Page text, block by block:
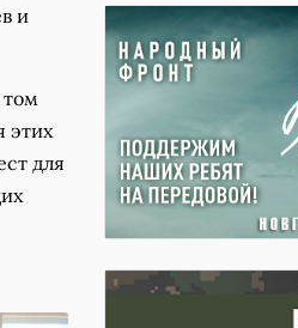
и
том
этих
для